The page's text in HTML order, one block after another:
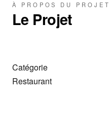
À PROPOS DU PROJET
Le Projet
Catégorie
Restaurant